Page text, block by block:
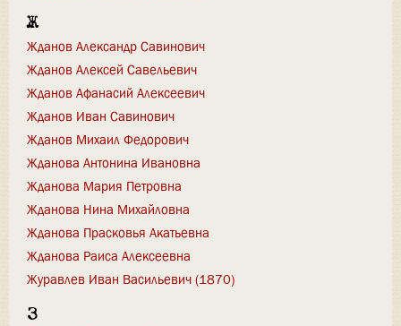
Ж
Жданов Александр Савинович
Жданов Алексей Савельевич
Жданов Афанасий Алексеевич
Жданов Иван Савинович
Жданов Михаил Федорович
Жданова Антонина Ивановна
Жданова Мария Петровна
Жданова Нина Михайловна
Жданова Прасковья Акатьевна
Жданова Раиса Алексеевна
Журавлев Иван Васильевич (1870)
З